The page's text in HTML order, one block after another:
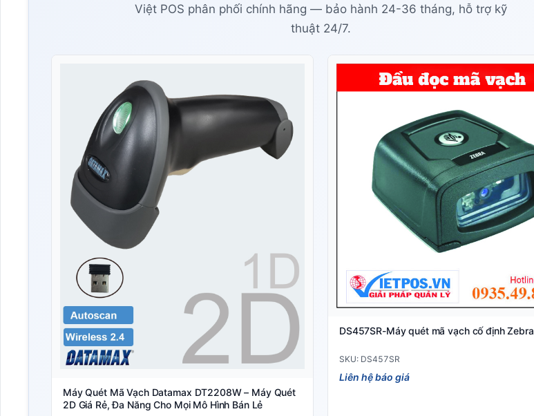
Việt POS phân phối chính hãng — bảo hành 24-36 tháng, hỗ trợ kỹ
thuật 24/7.
Máy Quét Mã Vạch Datamax DT2208W – Máy Quét
2D Giá Rẻ, Đa Năng Cho Mọi Mô Hình Bán Lẻ
DS457SR-Máy quét mã vạch cố định Zebra
SKU: DS457SR
Liên hệ báo giá